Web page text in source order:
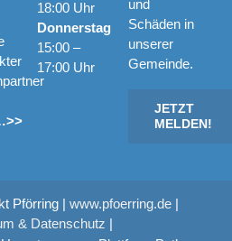
18:00 Uhr
Donnerstag
15:00 –
17:00 Uhr
und
Schäden in
unserer
Gemeinde.
JETZT
MELDEN!
Pförring | www.pfoerring.de|
& Datenschutz |